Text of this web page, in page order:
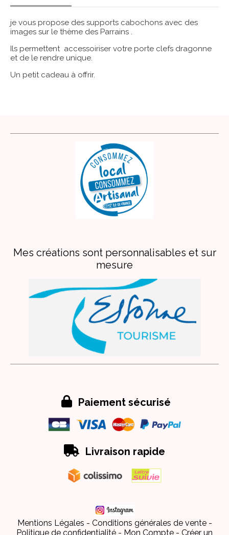
je vous propose des supports cabochons avec des
images sur le thème des Parrains .
Ils permettent accessoiriser votre porte clefs dragonne
et de le rendre unique.
Un petit cadeau à offrir.
Mes créations sont personnalisables et sur
mesure
 Paiement sécurisé
 Livraison rapide
Mentions Légales
Conditions générales de vente
Politique de confidentialité
Mon Compte Créer un